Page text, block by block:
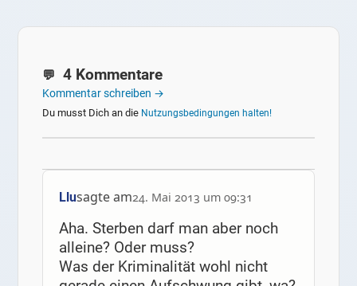
4 Kommentare
Kommentar schreiben →
Du musst Dich an die Nutzungsbedingungen halten!
Llusagte am24. Mai 2013 um 09:31
Aha. Sterben darf man aber noch
alleine? Oder muss?
Was der Kriminalität wohl nicht